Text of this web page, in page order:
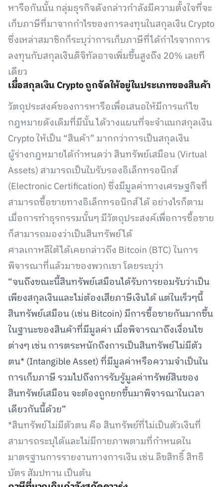
หารือกันนั้น กลุ่มธุรกิจดังกล่าวกำลังมีความตั้งใจที่จะ
เก็บภาษีที่มาจากกำไรของการลงทุนในสกุลเงิน Crypto
ซึ่งเหล่าสมาชิกก็ระบุว่าการเก็บภาษีที่ได้กำไรจากการ
ลงทุนกับสกุลเงินดิจิทัลอาจเพิ่มขึ้นสูงถึง 20% เลยที
เดียว
เมื่อสกุลเงิน Crypto ถูกจัดให้อยู่ในประเภทของสินค้า
วัตถุประสงค์ของการหารือเพื่อเสนอให้มีการแก้ไข
กฎหมายดังเดิมที่มีนั้น ได้วางแผนที่จะจำแนกสกุลเงิน
Crypto ให้เป็น “สินค้า” มากกว่าการเป็นสกุลเงิน
ผู้ร่างกฎหมายได้กำหนดว่า สินทรัพย์เสมือน (Virtual
Assets) สามารถเป็นใบรับรองอิเล็กทรอนิกส์
(Electronic Certification) ซึ่งมีมูลค่าทางเศรษฐกิจที่
สามารถซื้อขายทางอิเล็กทรอนิกส์ได้ อย่างไรก็ตาม
เมื่อการทำธุรกรรมนั้นๆ มีวัตถุประสงค์เพื่อการซื้อขาย
ก็สามารถมองว่าเป็นสินทรัพย์ได้
ศาลเกาหลีใต้ได้เคยกล่าวถึง Bitcoin (BTC) ในการ
พิจารณาที่แล้วมาของพวกเขา โดยระบุว่า
“จนถึงขณะนี้สินทรัพย์เสมือนได้รับการยอมรับว่าเป็น
เพียงสกุลเงินและไม่ต้องเสียภาษีเงินได้ แต่ในเร็วๆนี้
สินทรัพย์เสมือน (เช่น Bitcoin) มีการซื้อขายกันมากขึ้น
ในฐานะของสินค้าที่มีมูลค่า เมื่อพิจารณาถึงเงื่อนไข
ต่างๆ เช่น การตระหนักถึงการเป็นสินทรัพย์ไม่มีตัว
ตน* (Intangible Asset) ที่มีมูลค่าหรือความจำเป็นใน
การเก็บภาษี รวมไปถึงการรับรู้มูลค่าทรัพย์สินของ
สินทรัพย์เสมือน จะต้องถูกยกขึ้นมาพิจารณาในเวลา
เดียวกันนี้ด้วย”
*สินทรัพย์ไม่มีตัวตน คือ สินทรัพย์ที่ไม่เป็นตัวเงินที่
สามารถระบุได้และไม่มีกายภาพตามที่กำหนดใน
มาตรฐานการรายงานทางการเงิน เช่น ลิขสิทธิ์ สิทธิ
บัตร สัมปทาน เป็นต้น